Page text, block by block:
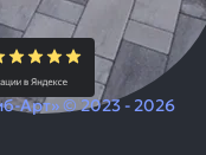
Арт» © 2023 - 2026